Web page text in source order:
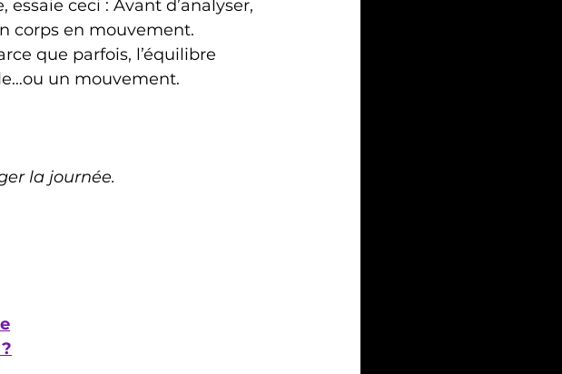
ceci : Avant d’analyser,
corps en mouvement.
que parfois, l’équilibre
un mouvement.
la journée.